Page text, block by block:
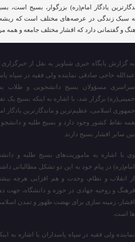
یادگار امام(ره) بزرگوار، بسیج است،
سبک زندگی در عرصه‌های مختلف است که
و گفتمانی دارد که اقشار مختلف جامعه و همه
به گزارش پایگاه خبری شباویز به نقل از
عبدالله حاجی صادقی نماینده ولی فقیه در سپاه
سراسری مسؤولان بسیج دانشجویی و طلاب
خمینی(ره) برگزار شد، با اشاره به اینکه بسیج یک
جمهوری اسلامی، عظیم‌ترین و ماندگار‌ترین یادگار
همه نقاط کشور وجود دارد و بسیج طلبه و
بین سایر اقشار بسیج دارند.
وی با اشاره به ماموریت‌های بسیج طلبه و
امام(ره) در پیام خود به این دو تشکل مطالباتی
از انقلاب و نظام، وحدت و هم افزایی هرچه
فرهنگ و روحیه جهادی در حوزه و دانشگاه، جهت
اقشار، زمینه سازی برای نهضت ظهور و تمدن اسلامی
ها است.
نماینده ولی فقیه در سپاه پاسداران با اشاره به